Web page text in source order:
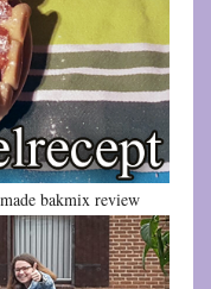
bakmix review